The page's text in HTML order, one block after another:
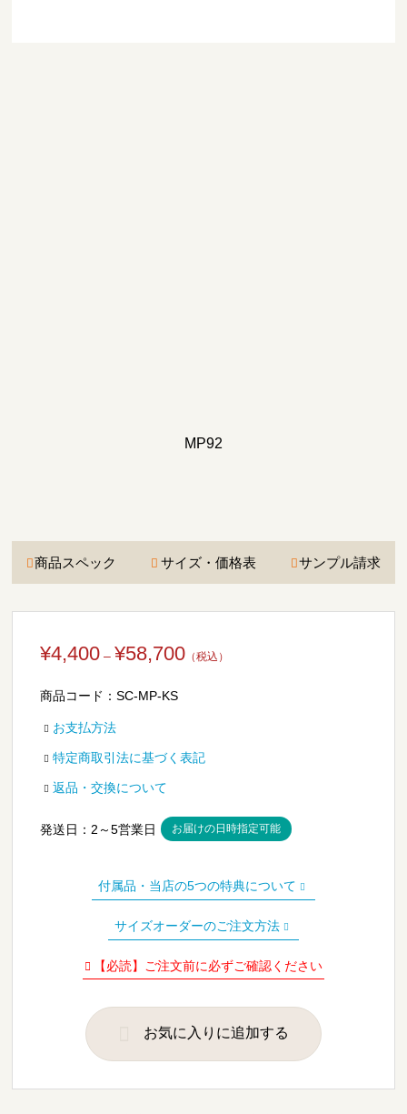
MP92
商品スペック サイズ・価格表 サンプル請求
¥4,400 – ¥58,700
–
商品コード：SC-MP-KS
お支払方法
特定商取引法に基づく表記
返品・交換について
発送日： 2～5営業日 お届けの日時指定可能
付属品・当店の5つの特典について
サイズオーダーのご注文方法
【必読】ご注文前に必ずご確認ください
お気に入りに追加する